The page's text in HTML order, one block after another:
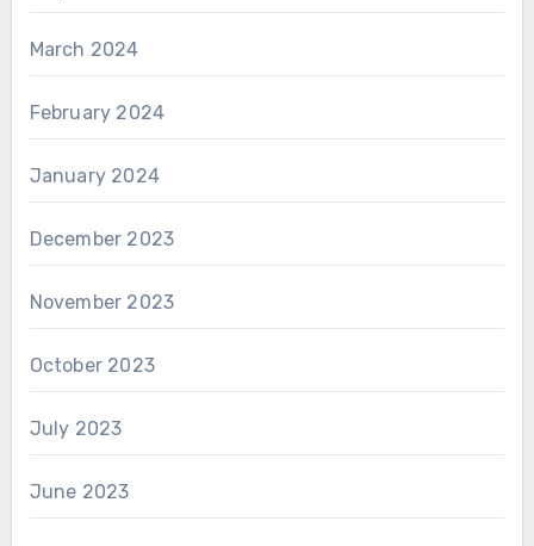
March 2024
February 2024
January 2024
December 2023
November 2023
October 2023
July 2023
June 2023